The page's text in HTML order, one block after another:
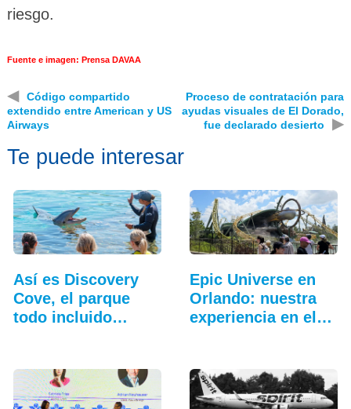
riesgo.
Fuente e imagen: Prensa DAVAA
◀
Código compartido
extendido entre American y US
Airways
Proceso de contratación para
ayudas visuales de El Dorado,
fue declarado desierto
▶
Te puede interesar
Así es Discovery
Cove, el parque
todo incluido
Epic Universe en
Orlando: nuestra
experiencia en el…